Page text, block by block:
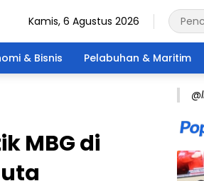
Kamis, 6 Agustus 2026
& Bisnis Pelabuhan & Maritim
MBG di